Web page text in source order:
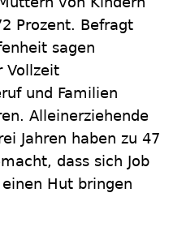
Prozent. Befragt
sagen
Vollzeit
und Familien
Alleinerziehende
Jahren haben zu 47
dass sich Job
Hut bringen